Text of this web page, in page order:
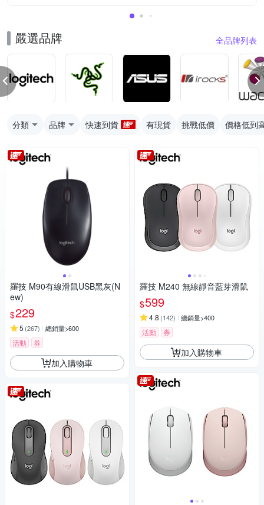
嚴選品牌 全品牌列表
分類 品牌 快速到貨 有現貨 挑戰低價 價格低到
羅技 M90有線滑鼠USB黑灰(N
ew)
$229
5 (267) 總銷量>600
活動 券
加入購物車
羅技 M240 無線靜音藍芽滑鼠
$599
4.8 (142) 總銷量>400
活動 券
加入購物車